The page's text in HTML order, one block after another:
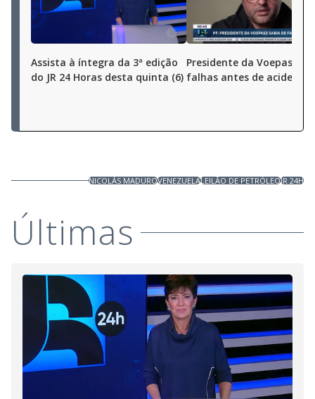
Assista à íntegra da 3ª edição
do JR 24 Horas desta quinta (6)
Presidente da Voepass
falhas antes de
NICOLÁS MADUROVENEZUELALEILÃO DE PETRÓLEOJR 24H
Últimas